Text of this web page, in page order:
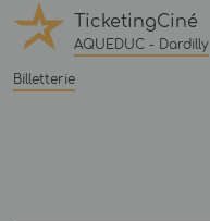
TicketingCiné
AQUEDUC - Dardilly
Billetterie